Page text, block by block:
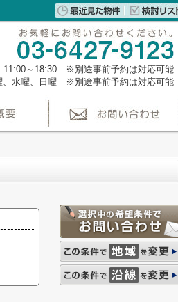
11:00～18:30 ※別途事前予約は対応可能
、水曜、日曜 ※別途事前予約は対応可能